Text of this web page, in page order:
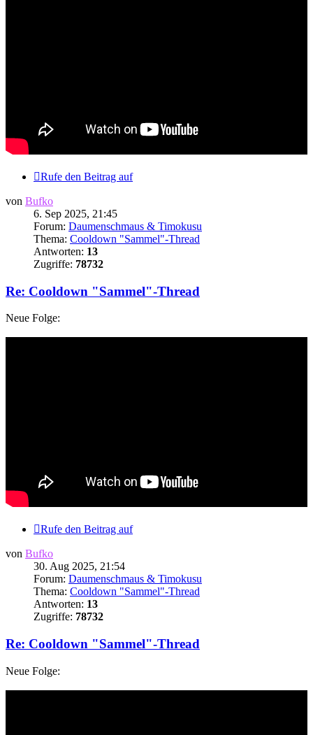
Rufe den Beitrag auf
von Bufko
6. Sep 2025, 21:45
Forum: Daumenschmaus & Timokusu
Thema: Cooldown "Sammel"-Thread
Antworten: 13
Zugriffe: 78732
Re: Cooldown "Sammel"-Thread
Neue Folge:
Rufe den Beitrag auf
von Bufko
30. Aug 2025, 21:54
Forum: Daumenschmaus & Timokusu
Thema: Cooldown "Sammel"-Thread
Antworten: 13
Zugriffe: 78732
Re: Cooldown "Sammel"-Thread
Neue Folge: